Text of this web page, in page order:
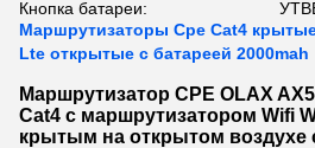
Кнопка батареи:
Маршрутизаторы Cpe Cat4 крытые
Lte открытые с батареей 2000mah
Маршрутизатор CPE OLAX
Cat4 с маршрутизатором Wifi
крытым на открытом воздухе